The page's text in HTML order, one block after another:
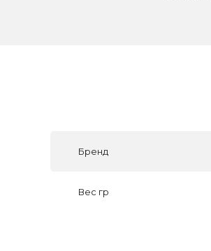
Бренд
Вес гр